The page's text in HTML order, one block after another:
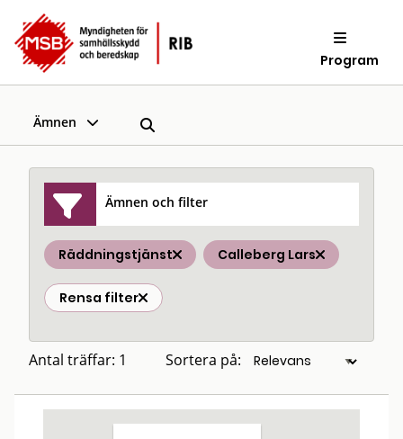
Program
Ämnen
Ämnen och filter
Räddningstjänst Calleberg Lars
Rensa filter
Antal träffar: 1 Sortera på: